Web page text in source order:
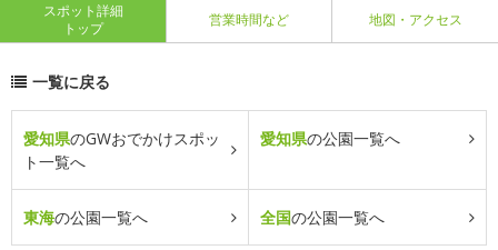
スポット詳細
トップ
営業時間など 地図・アクセス
一覧に戻る
愛知県のGWおでかけスポッ
ト一覧へ
愛知県の公園一覧へ
東海の公園一覧へ 全国の公園一覧へ